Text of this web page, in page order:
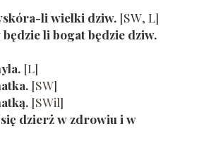
li wielki dziw. [SW, L]
li bogat będzie dziw.
[L]
[SW]
[SWil]
dzierż w zdrowiu i w